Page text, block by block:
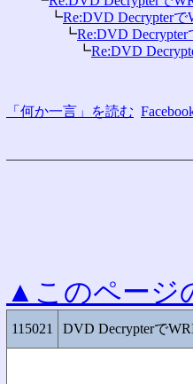
┗Re:DVD Decrypterで
┗Re:DVD Decrypter
┗Re:DVD
「何か一言」を読む
▲このページ
115021 DVD Decrypterで